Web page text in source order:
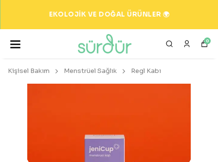
EKOLOJİK VE DOĞAL ÜRÜNLER 🌍
0
Kişisel Bakım Menstrüel Sağlık Regl Kabı